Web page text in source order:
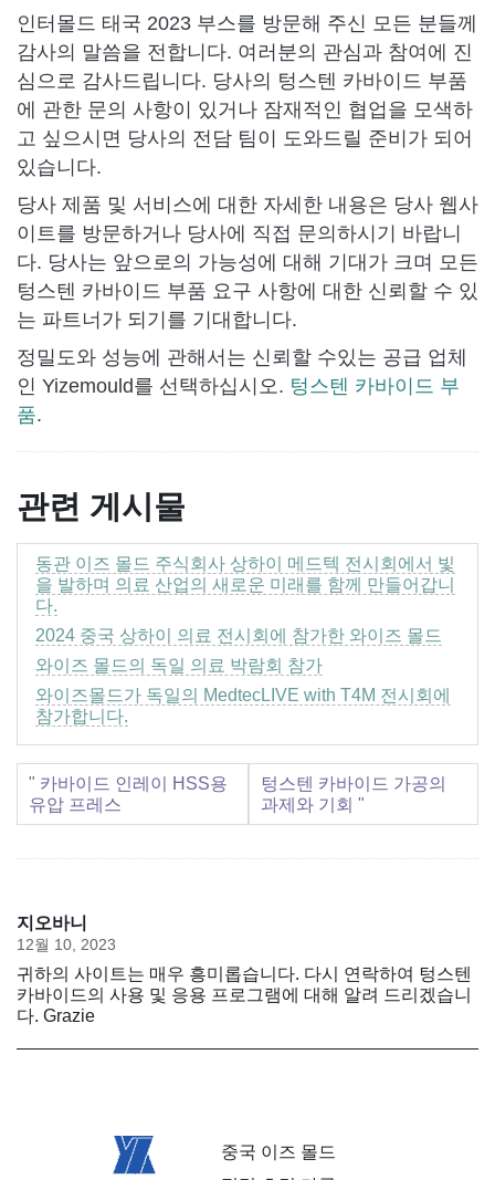
인터몰드 태국 2023 부스를 방문해 주신 모든 분들께
감사의 말씀을 전합니다. 여러분의 관심과 참여에 진
심으로 감사드립니다. 당사의 텅스텐 카바이드 부품
에 관한 문의 사항이 있거나 잠재적인 협업을 모색하
고 싶으시면 당사의 전담 팀이 도와드릴 준비가 되어
있습니다.
당사 제품 및 서비스에 대한 자세한 내용은 당사 웹사
이트를 방문하거나 당사에 직접 문의하시기 바랍니
다. 당사는 앞으로의 가능성에 대해 기대가 크며 모든
텅스텐 카바이드 부품 요구 사항에 대한 신뢰할 수 있
는 파트너가 되기를 기대합니다.
정밀도와 성능에 관해서는 신뢰할 수있는 공급 업체
인 Yizemould를 선택하십시오. 텅스텐 카바이드 부
품.
관련 게시물
동관 이즈 몰드 주식회사 상하이 메드텍 전시회에서 빛
을 발하며 의료 산업의 새로운 미래를 함께 만들어갑니
다.
2024 중국 상하이 의료 전시회에 참가한 와이즈 몰드
와이즈 몰드의 독일 의료 박람회 참가
와이즈몰드가 독일의 MedtecLIVE with T4M 전시회에
참가합니다.
" 카바이드 인레이 HSS용
유압 프레스
텅스텐 카바이드 가공의
과제와 기회 "
지오바니
12월 10, 2023
귀하의 사이트는 매우 흥미롭습니다. 다시 연락하여 텅스텐
카바이드의 사용 및 응용 프로그램에 대해 알려 드리겠습니
다. Grazie
중국 이즈 몰드